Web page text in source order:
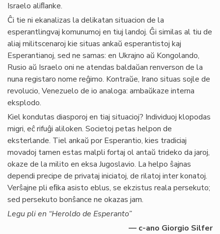
Israelo aliﬂanke.
Ĉi tie ni ekanalizas la delikatan situacion de la
esperantlingvaj komunumoj en tiuj landoj. Ĝi similas al tiu de
aliaj militscenaroj kie situas ankaŭ esperantistoj kaj
Esperantianoj, sed ne samas: en Ukrajno aŭ Kongolando,
Rusio aŭ Israelo oni ne atendas baldaŭan renverson de la
nuna registaro nome reĝimo. Kontraŭe, Irano situas sojle de
revolucio, Venezuelo de io analoga: ambaŭkaze interna
eksplodo.
Kiel kondutas diasporoj en tiaj situacioj? Individuoj klopodas
migri, eĉ rifuĝi aliloken. Societoj petas helpon de
eksterlande. Tiel ankaŭ por Esperantio, kies tradiciaj
movadoj tamen estas malpli fortaj ol antaŭ trideko da jaroj,
okaze de la milito en eksa Jugoslavio. La helpo ŝajnas
dependi precipe de privataj iniciatoj, de rilatoj inter konatoj.
Verŝajne pli eﬁka asisto eblus, se ekzistus reala persekuto;
sed persekuto bonŝance ne okazas jam.
Legu pli en “Heroldo de Esperanto”
— c-ano Giorgio Silfer